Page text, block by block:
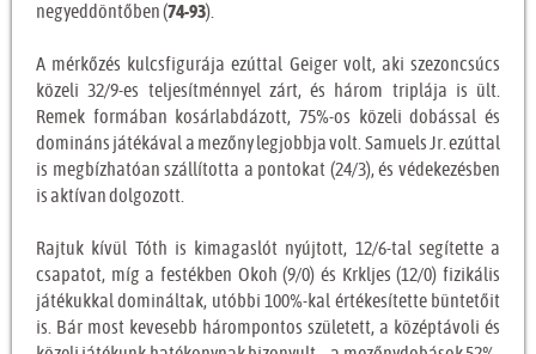
negyeddöntőben (74-93).
A mérkőzés kulcsfigurája ezúttal Geiger volt, aki szezoncsúcs
közeli 32/9-es teljesítménnyel zárt, és három triplája is ült.
Remek formában kosárlabdázott, 75%-os közeli dobással és
domináns játékával a mezőny legjobbja volt. Samuels Jr. ezúttal
is megbízhatóan szállította a pontokat (24/3), és védekezésben
is aktívan dolgozott.
Rajtuk kívül Tóth is kimagaslót nyújtott, 12/6-tal segítette a
csapatot, míg a festékben Okoh (9/0) és Krkljes (12/0) fizikális
játékukkal domináltak, utóbbi 100%-kal értékesítette büntetőit
is. Bár most kevesebb hárompontos született, a középtávoli és